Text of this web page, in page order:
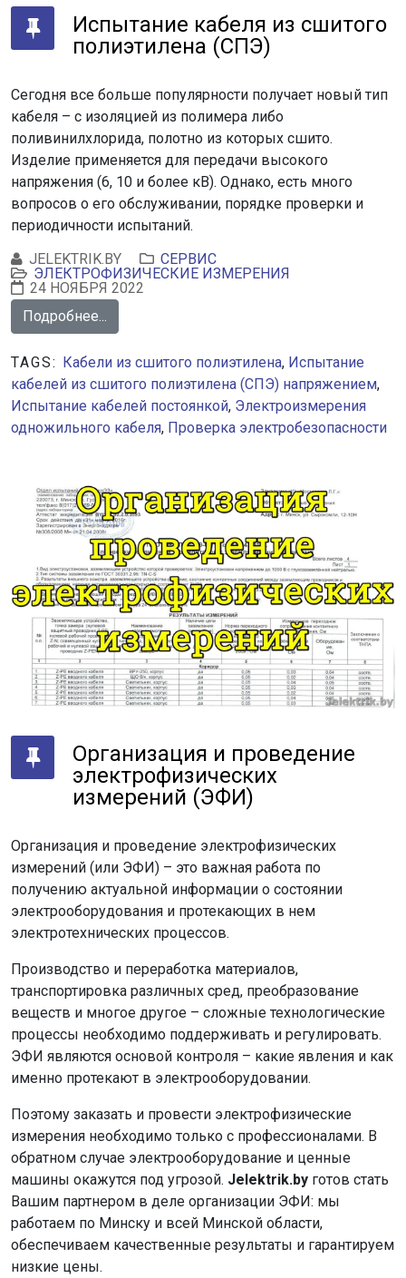
Испытание кабеля из сшитого
полиэтилена (СПЭ)
Сегодня все больше популярности получает новый тип
кабеля – с изоляцией из полимера либо
поливинилхлорида, полотно из которых сшито.
Изделие применяется для передачи высокого
напряжения (6, 10 и более кВ). Однако, есть много
вопросов о его обслуживании, порядке проверки и
периодичности испытаний.
JELEKTRIK.BY
СЕРВИС
ЭЛЕКТРОФИЗИЧЕСКИЕ ИЗМЕРЕНИЯ
24 НОЯБРЯ 2022
Подробнее...
TAGS: Кабели из сшитого полиэтилена, Испытание
кабелей из сшитого полиэтилена (СПЭ) напряжением,
Испытание кабелей постоянкой, Электроизмерения
одножильного кабеля, Проверка электробезопасности
Организация и проведение
электрофизических
измерений (ЭФИ)
Организация и проведение электрофизических
измерений (или ЭФИ) – это важная работа по
получению актуальной информации о состоянии
электрооборудования и протекающих в нем
электротехнических процессов.
Производство и переработка материалов,
транспортировка различных сред, преобразование
веществ и многое другое – сложные технологические
процессы необходимо поддерживать и регулировать.
ЭФИ являются основой контроля – какие явления и как
именно протекают в электрооборудовании.
Поэтому заказать и провести электрофизические
измерения необходимо только с профессионалами. В
обратном случае электрооборудование и ценные
машины окажутся под угрозой. Jelektrik.by готов стать
Вашим партнером в деле организации ЭФИ: мы
работаем по Минску и всей Минской области,
обеспечиваем качественные результаты и гарантируем
низкие цены.